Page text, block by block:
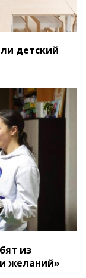
детский
из
желаний»